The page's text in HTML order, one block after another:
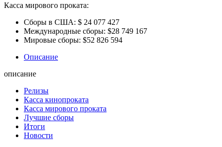
Касса мирового проката:
Сборы в США: $ 24 077 427
Международные сборы: $28 749 167
Мировые сборы: $52 826 594
Описание
описание
Релизы
Касса кинопроката
Касса мирового проката
Лучшие сборы
Итоги
Новости